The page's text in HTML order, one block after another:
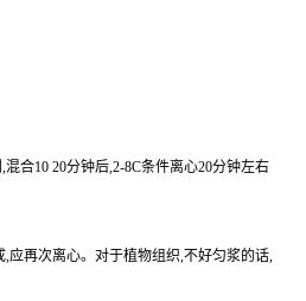
合10 20分钟后,2-8C条件离心20分钟左右
应再次离心。对于植物组织,不好匀浆的话,